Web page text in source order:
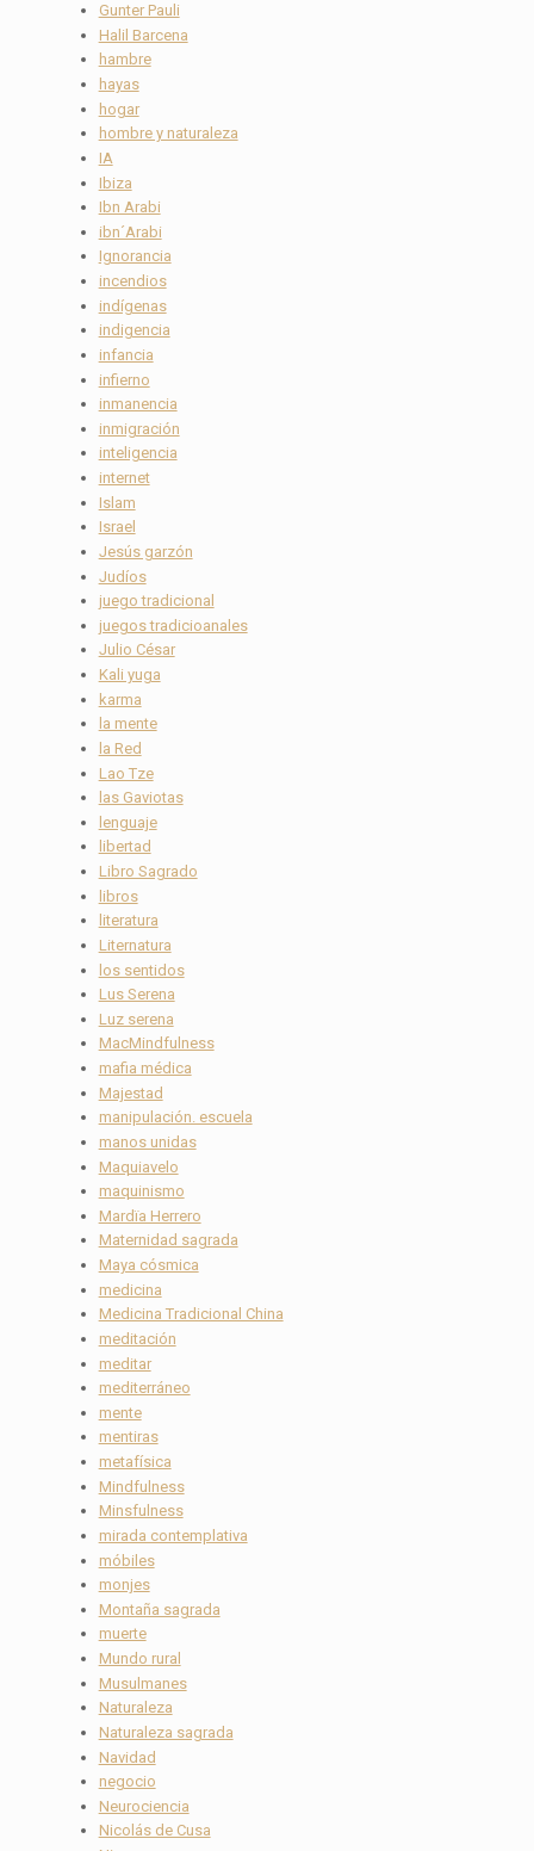
Gunter Pauli
Halil Barcena
hambre
hayas
hogar
hombre y naturaleza
IA
Ibiza
Ibn Arabi
ibn´Arabi
Ignorancia
incendios
indígenas
indigencia
infancia
infierno
inmanencia
inmigración
inteligencia
internet
Islam
Israel
Jesús garzón
Judíos
juego tradicional
juegos tradicioanales
Julio César
Kali yuga
karma
la mente
la Red
Lao Tze
las Gaviotas
lenguaje
libertad
Libro Sagrado
libros
literatura
Liternatura
los sentidos
Lus Serena
Luz serena
MacMindfulness
mafia médica
Majestad
manipulación. escuela
manos unidas
Maquiavelo
maquinismo
Mardïa Herrero
Maternidad sagrada
Maya cósmica
medicina
Medicina Tradicional China
meditación
meditar
mediterráneo
mente
mentiras
metafísica
Mindfulness
Minsfulness
mirada contemplativa
móbiles
monjes
Montaña sagrada
muerte
Mundo rural
Musulmanes
Naturaleza
Naturaleza sagrada
Navidad
negocio
Neurociencia
Nicolás de Cusa